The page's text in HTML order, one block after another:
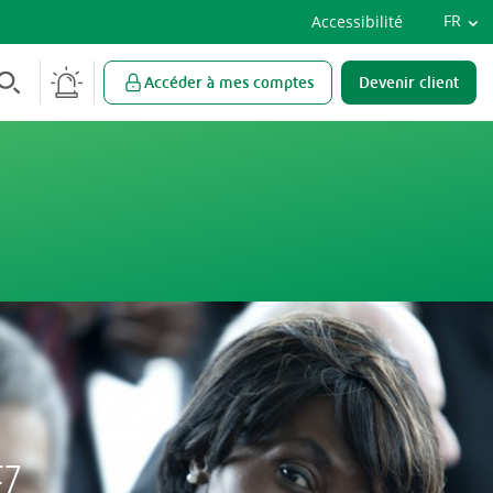
Accessibilité FR
EN
Accéder à mes comptes Devenir client